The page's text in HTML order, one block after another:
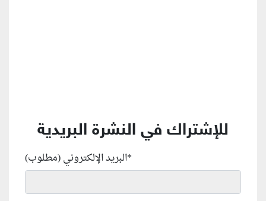
للإشتراك في النشرة البريدية
البريد الإلكتروني (مطلوب)*